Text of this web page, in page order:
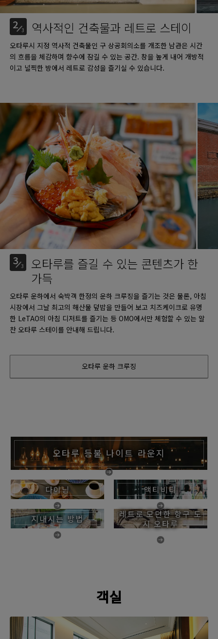
2 3 역사적인 건축물과 레트로 스테이
오타루시 지정 역사적 건축물인 구 상공회의소를 개조한 남관은 시간
의 흐름을 체감하며 향수에 잠길 수 있는 공간. 창을 높게 내어 개방적
이고 널찍한 방에서 레트로 감성을 즐기실 수 있습니다.
3 3
오타루를 즐길 수 있는 콘텐츠가 한
가득
오타루 운하에서 숙박객 한정의 운하 크루징을 즐기는 것은 물론, 아침
시장에서 그날 최고의 해산물 덮밥을 만들어 보고 치즈케이크로 유명
한 LeTAO의 아침 디저트를 즐기는 등 OMO에서만 체험할 수 있는 알
찬 오타루 스테이를 안내해 드립니다.
오타루 운하 크루징
오타루 등불 나이트 라운지
다이닝 액티비티
지내시는 방법
레트로 모던한 항구 도
시 오타루
객실